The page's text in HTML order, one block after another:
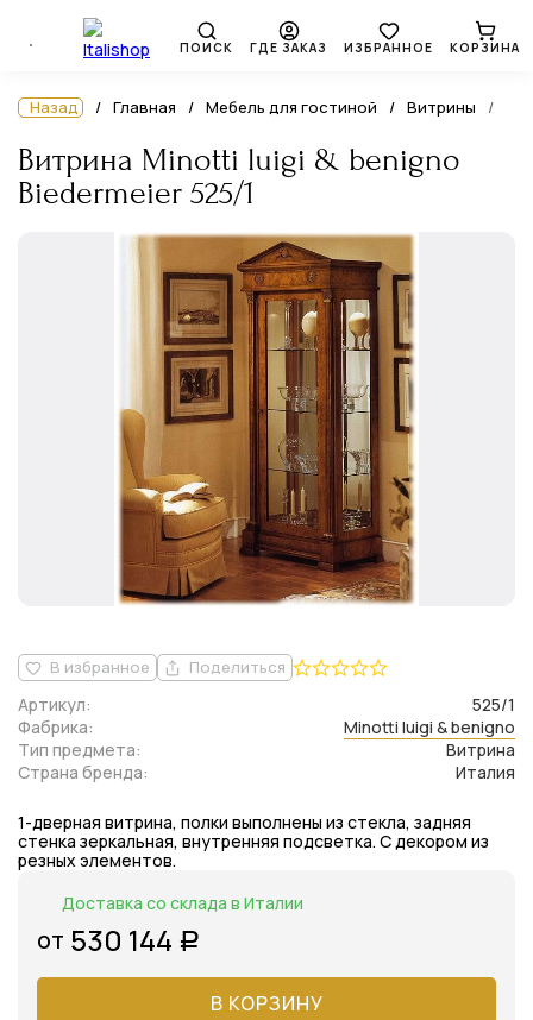
ПОИСК ГДЕ ЗАКАЗ ИЗБРАННОЕ КОРЗИНА
Назад Главная Мебель для гостиной Витрины
Витрина Minotti luigi & benigno
Biedermeier 525/1
В избранное Поделиться
Фабрика: Minotti luigi & benigno
Артикул:
525/1
Тип предмета:
Витрина
Страна бренда:
Италия
1-дверная витрина, полки выполнены из стекла, задняя
стенка зеркальная, внутренняя подсветка. С декором из
резных элементов.
Доставка со склада в Италии
от 530 144 Р
В КОРЗИНУ